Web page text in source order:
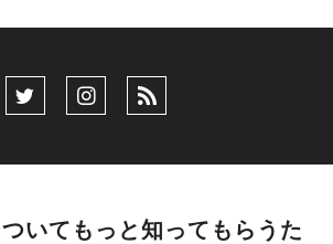
いてもっと知ってもらうた